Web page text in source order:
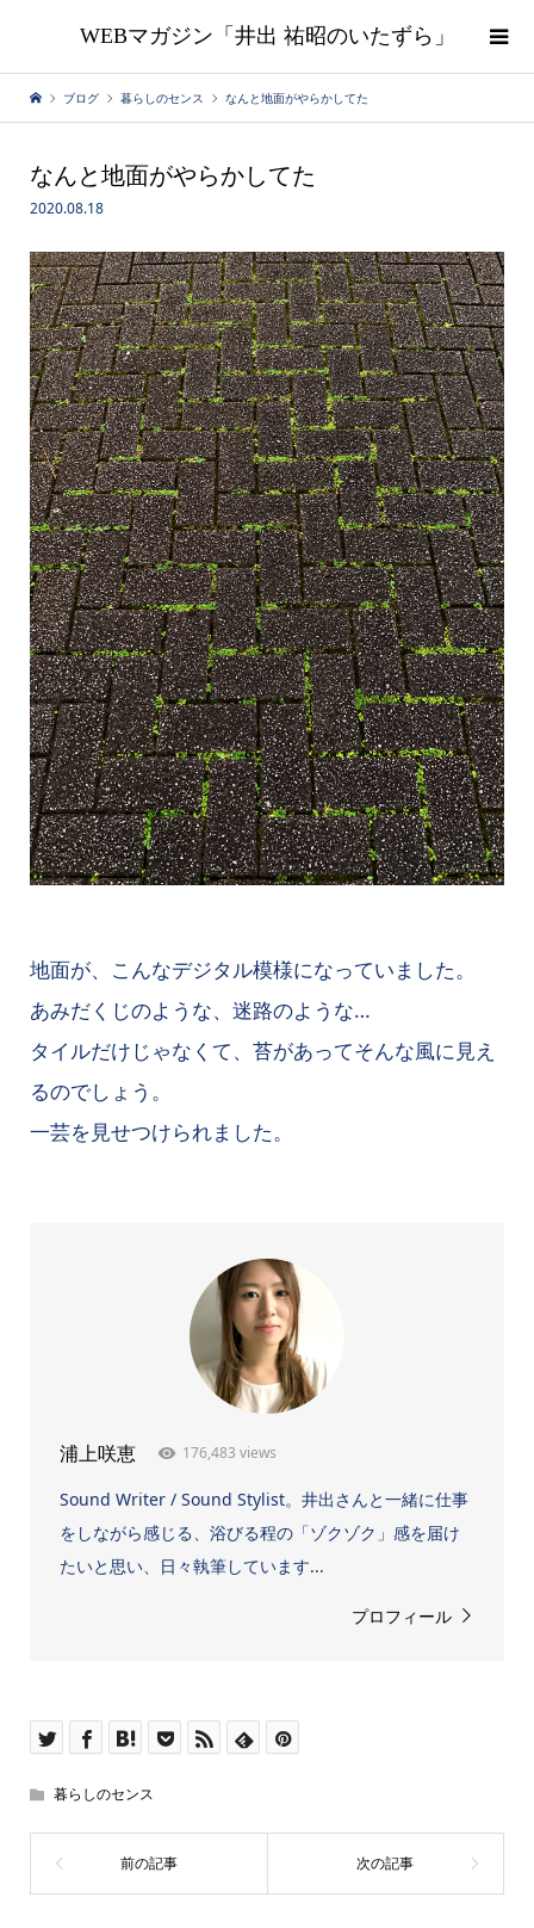
WEBマガジン「井出 祐昭のいたずら」
ブログ 暮らしのセンス なんと地面がやらかしてた
なんと地面がやらかしてた
2020.08.18
地面が、こんなデジタル模様になっていました。
あみだくじのような、迷路のような…
タイルだけじゃなくて、苔があってそんな風に見え
るのでしょう。
一芸を見せつけられました。
浦上咲恵 176,483 views
Sound Writer / Sound Stylist。井出さんと一緒に仕事
をしながら感じる、浴びる程の「ゾクゾク」感を届け
たいと思い、日々執筆しています...
プロフィール
暮らしのセンス